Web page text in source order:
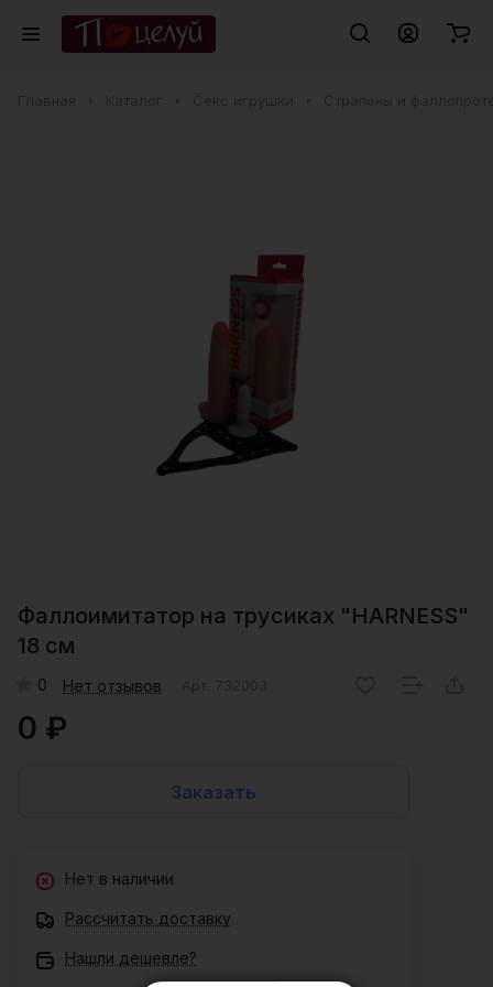
Фаллоимитатор на трусиках "HARNESS"
18 см
0 Нет отзывов
0 ₽
Заказать
Нет в наличии
Рассчитать доставку
Нашли дешевле?